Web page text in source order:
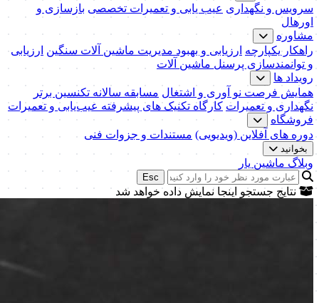
سرویس و نگهداری عیب یابی و تعمیرات تخصصی بازسازی و
اورهال
مشاوره
راهکار یکپارچه ارزیابی و بهبود مدیریت ماشین آلات سنگین ارزیابی
و توانمندسازی پرسنل ماشین آلات
رویداد ها
همایش فرصت نو آوری و اشتغال مسابقه سالانه تکنسین برتر
نگهداری و تعمیرات کارگاه تکنیک‌ های پیشرفته عیب‌یابی و تعمیرات
فروشگاه
دوره های آفلاین (ویدیویی) مستندات و جزوات فنی
بخوانید
وبلاگ ماشین یار
Esc
نتایج جستجو اینجا نمایش داده خواهد شد